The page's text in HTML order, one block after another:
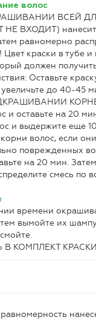
волос
ВСЕЙ
ВХОДИТ)
равномерно
краски в тубе
должен
Оставьте
до 40-45
и оставьте на 20
и выдержите еще
волос, если
поврежденных
на 20 мин.
смесь по
времени
вымойте их
КОМПЛЕКТ
равномерность